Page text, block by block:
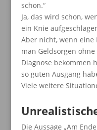
schon.“
Ja, das wird schon,
ein Knie
Aber nicht, wenn
man Geldsorgen
Diagnose bekommen
so guten Ausgang
Viele weitere
Die Aussage „Am